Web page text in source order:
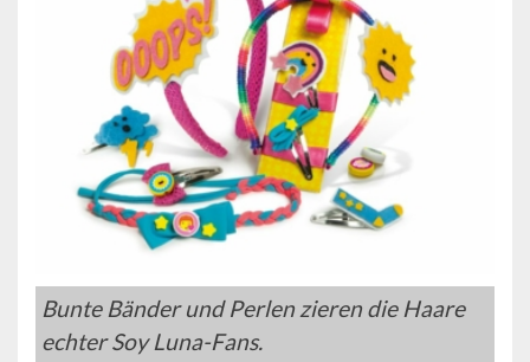
Bunte Bänder und Perlen zieren die Haare
echter Soy Luna-Fans.